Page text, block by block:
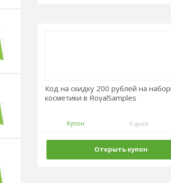
Код на скидку 200 рублей на
косметики в RoyalSamples
Купон 9 дней
Открыть купон